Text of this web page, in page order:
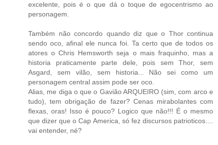
excelente, pois é o que dá o toque de egocentrismo ao
personagem.
Também não concordo quando diz que o Thor continua
sendo oco, afinal ele nunca foi. Ta certo que de todos os
atores o Chris Hemsworth seja o mais fraquinho, mas a
historia praticamente parte dele, pois sem Thor, sem
Asgard, sem vilão, sem historia... Não sei como um
personagem central assim pode ser oco.
Alias, me diga o que o Gavião ARQUEIRO (sim, com arco e
tudo), tem obrigação de fazer? Cenas mirabolantes com
flexas, oras! Isso é pouco? Logico que não!!! É o mesmo
que dizer que o Cap America, só fez discursos patrioticos....
vai entender, né?